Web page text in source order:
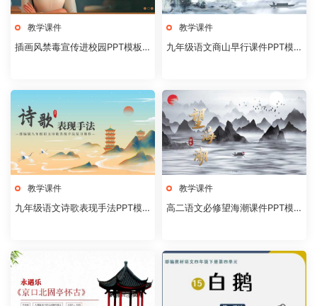
教学课件
插画风禁毒宣传进校园PPT模板2
教学课件
九年级语文商山早行课件PPT模
教学课件
九年级语文诗歌表现手法PPT模
教学课件
高二语文必修望海潮课件PPT模